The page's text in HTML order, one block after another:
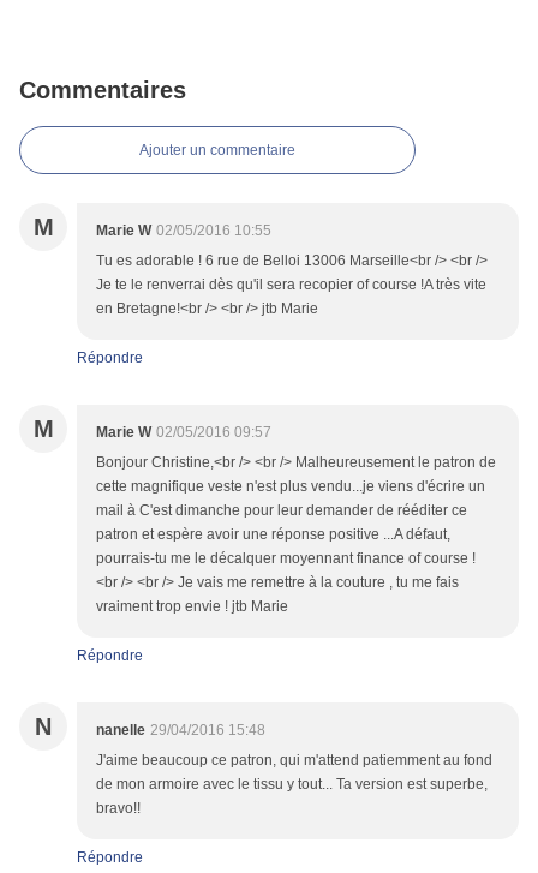
Commentaires
Ajouter un commentaire
M Marie W 02/05/2016 10:55
Tu es adorable ! 6 rue de Belloi 13006 Marseille<br /> <br />
Je te le renverrai dès qu'il sera recopier of course !A très vite
en Bretagne!<br /> <br /> jtb Marie
Répondre
M Marie W 02/05/2016 09:57
Bonjour Christine,<br /> <br /> Malheureusement le patron de
cette magnifique veste n'est plus vendu...je viens d'écrire un
mail à C'est dimanche pour leur demander de rééditer ce
patron et espère avoir une réponse positive ...A défaut,
pourrais-tu me le décalquer moyennant finance of course !
<br /> <br /> Je vais me remettre à la couture , tu me fais
vraiment trop envie ! jtb Marie
Répondre
N nanelle 29/04/2016 15:48
J'aime beaucoup ce patron, qui m'attend patiemment au fond
de mon armoire avec le tissu y tout... Ta version est superbe,
bravo!!
Répondre